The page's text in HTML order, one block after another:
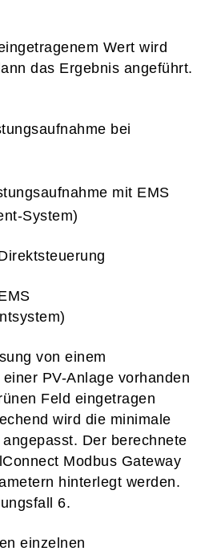
Wert wird
das Ergebnis angeführt.
bei
mit EMS
System)
von einem
PV-Anlage vorhanden
Feld eingetragen
wird die minimale
Der berechnete
Modbus Gateway
hinterlegt werden.
6.
einzelnen